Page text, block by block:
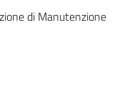
di Manutenzione